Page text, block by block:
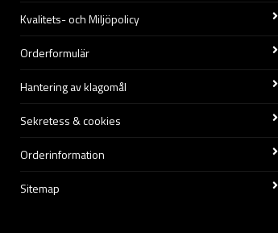
Kvalitets- och Miljöpolicy
Orderformulär
Hantering av klagomål
Sekretess & cookies
Orderinformation
Sitemap